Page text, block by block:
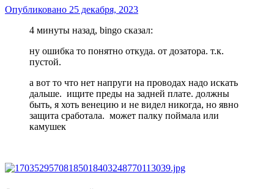
Опубликовано 25 декабря, 2023
4 минуты назад, bingo сказал:
ну ошибка то понятно откуда. от дозатора. т.к.
пустой.
а вот то что нет напруги на проводах надо искать
дальше. ищите преды на задней плате. должны
быть, я хоть венецию и не видел никогда, но явно
защита сработала. может палку поймала или
камушек